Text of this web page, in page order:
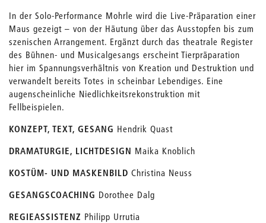
In der Solo-Performance Mohrle wird die Live-Präparation einer
Maus gezeigt – von der Häutung über das Ausstopfen bis zum
szenischen Arrangement. Ergänzt durch das theatrale Register
des Bühnen- und Musicalgesangs erscheint Tierpräparation
hier im Spannungsverhältnis von Kreation und Destruktion und
verwandelt bereits Totes in scheinbar Lebendiges. Eine
augenscheinliche Niedlichkeitsrekonstruktion mit
Fellbeispielen.
KONZEPT, TEXT, GESANG Hendrik Quast
DRAMATURGIE, LICHTDESIGN Maika Knoblich
KOSTÜM- UND MASKENBILD Christina Neuss
GESANGSCOACHING Dorothee Dalg
REGIEASSISTENZ Philipp Urrutia